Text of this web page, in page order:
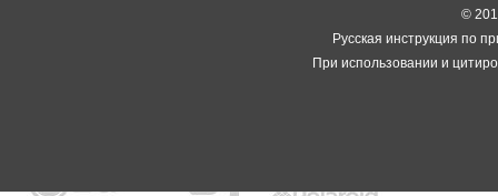
©
Русская инструкция по
При использовании и